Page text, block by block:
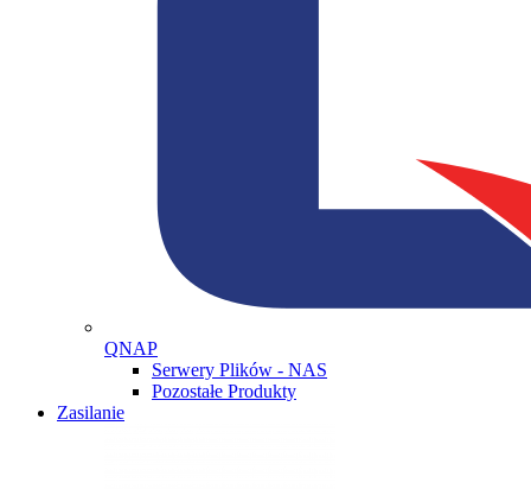
QNAP
Serwery Plików - NAS
Pozostałe Produkty
Zasilanie